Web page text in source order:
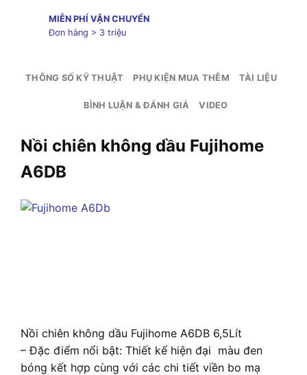
MIỄN PHÍ VẬN CHUYỂN
Đơn hàng > 3 triệu
THÔNG SỐ KỸ THUẬT PHỤ KIỆN MUA THÊM TÀI LIỆU
BÌNH LUẬN & ĐÁNH GIÁ VIDEO
Nồi chiên không dầu Fujihome
A6DB
Nồi chiên không dầu Fujihome A6DB 6,5Lít
– Đặc điểm nổi bật: Thiết kế hiện đại màu đen
bóng kết hợp cùng với các chi tiết viền bo mạ